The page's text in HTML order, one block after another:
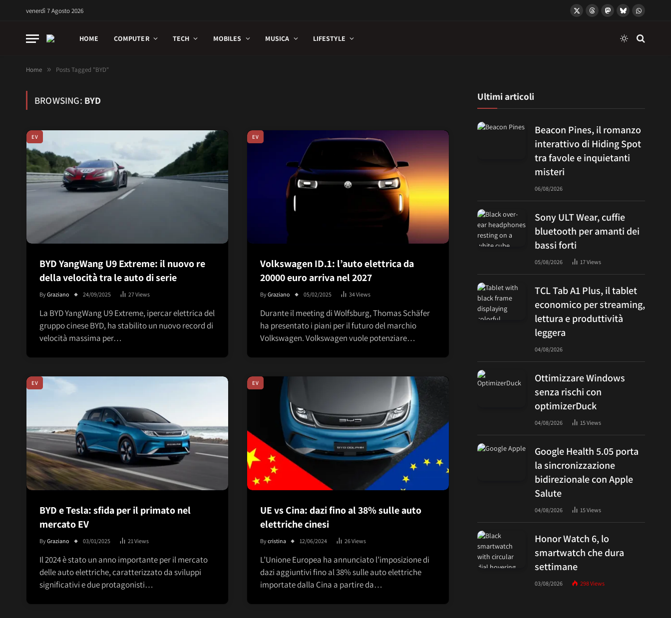
venerdì 7 Agosto 2026
X
ThreadsMastodon
BlueskyWhatsApp
HOME COMPUTER TECH MOBILES MUSICA LIFESTYLE
Home » Posts Tagged "BYD"
BROWSING: BYD
EV
BYD YangWang U9 Extreme: il nuovo re
della velocità tra le auto di serie
ByGraziano 24/09/2025 27Views
La BYD YangWang U9 Extreme, ipercar elettrica del
gruppo cinese BYD, ha stabilito un nuovo record di
velocità massima per…
EV
Volkswagen ID.1: l’auto elettrica da
20000 euro arriva nel 2027
ByGraziano 05/02/2025 34Views
Durante il meeting di Wolfsburg, Thomas Schäfer
ha presentato i piani per il futuro del marchio
Volkswagen. Volkswagen vuole potenziare…
EV
BYD e Tesla: sfida per il primato nel
mercato EV
ByGraziano 03/01/2025 21 Views
Il 2024 è stato un anno importante per il mercato
delle auto elettriche, caratterizzato da sviluppi
significativi e due protagonisti…
EV
UE vs Cina: dazi fino al 38% sulle auto
elettriche cinesi
Bycristina 12/06/2024 26Views
L’Unione Europea ha annunciato l’imposizione di
dazi aggiuntivi fino al 38% sulle auto elettriche
importate dalla Cina a partire da…
Ultimi articoli
Beacon Pines, il romanzo
interattivo di Hiding Spot
tra favole e inquietanti
misteri
06/08/2026
Sony ULT Wear, cuffie
bluetooth per amanti dei
bassi forti
05/08/2026 17Views
TCL Tab A1 Plus, il tablet
economico per streaming,
lettura e produttività
leggera
04/08/2026
Ottimizzare Windows
senza rischi con
optimizerDuck
04/08/2026 15Views
Google Health 5.05 porta
la sincronizzazione
bidirezionale con Apple
Salute
04/08/2026 15Views
Honor Watch 6, lo
smartwatch che dura
settimane
03/08/2026 298Views